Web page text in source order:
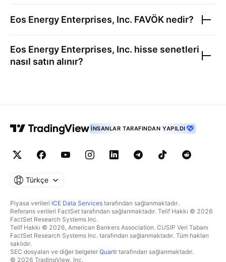
Eos Energy Enterprises, Inc. FAVÖK nedir?
Eos Energy Enterprises, Inc. hisse senetleri
nasıl satın alınır?
İNSANLAR TARAFINDAN YAPILDI
Türkçe
Piyasa verileri ICE Data Services tarafından sağlanmaktadır.
Referans verileri FactSet tarafından sağlanmaktadır. Telif Hakkı © 2026
FactSet Research Systems Inc.
Telif Hakkı © 2026, American Bankers Association. CUSIP Veri Tabanı
FactSet Research Systems Inc. tarafından sağlanmaktadır. Tüm hakları
saklıdır.
SEC dosyaları ve diğer belgeler Quartrtarafından sağlanmaktadır.
© 2026 TradingView, Inc.